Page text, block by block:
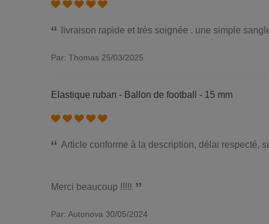
livraison rapide et très soignée . une simple
Par: Thomas 25/03/2025
Elastique ruban - Ballon de football - 15 mm
Article conforme à la description, délai respecté,
Merci beaucoup !!!!!
Par: Autonova 30/05/2024